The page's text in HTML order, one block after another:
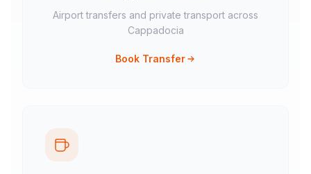
Airport transfers and private transport across
Cappadocia
Book Transfer